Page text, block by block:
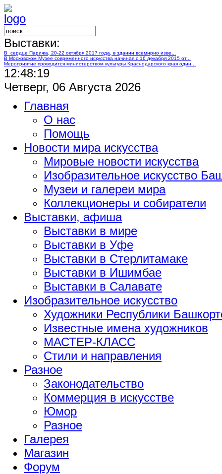
Выставки:
В сердце Парижа, 20-22 октября 2017 года, в здании всемирно изве...
В Московском Музее современного искусства начиная с 16 декабря 2015 от...
Мероприятие проводится министерством культуры Краснодарского края один...
12:48:20
Четверг, 06 Августа 2026
Главная
О нас
Помощь
Новости мира искусства
Мировые новости искусства
Изобразительное искусство
Музеи и галереи мира
Коллекционеры и собиратели
Выставки, афиша
Выставки в мире
Выставки в Уфе
Выставки в Стерлитамаке
Выставки в Ишимбае
Выставки в Салавате
Изобразительное искусство
Художники Республики
Известные имена художников
МАСТЕР-КЛАСС
Стили и направления
Разное
Законодательство
Коммерция в искусстве
Юмор
Разное
Галерея
Магазин
Форум